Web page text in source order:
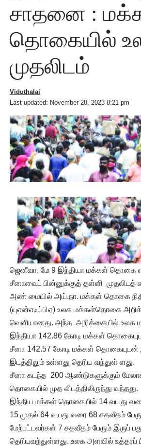
சாதனை :
தொகையில்
முதலிடம்
Last updated: November 28, 2023 8:21 pm
Viduthalai
ஜெனீவா, மே 9 இந்தியா மக்கள்
சீனாவைப் பின்னுக்குத் தள்ளி முதலிடத்
அண் மையில் அய்.நா. மக்கள் தொகை
(யுஎன்எஃப்பிஏ) உலக மக்கள்தொகை
வெளியானது. அந்த அறிக்கையில்
இந்தியா 142.86 கோடி மக்கள்
சீனா 142.57 கோடி மக்கள்
இடத்திலும் உள்ளது தெரிய வந்துள் ளது.
சீனா கடந்த 200 ஆண்டுகளுக்கும்
தொகையில் முத லிடத்திலிருந்து
இந்திய மக்கள் தொகையில் 14 வயது
15 முதல் 64 வயது வரை 68 சதவீதம்
மேற்பட்டவர்கள் 7 சதவீதம் பேரும் இருப்
தெரியவந்துள்ளது. உலக அளவில் உத்தரப்